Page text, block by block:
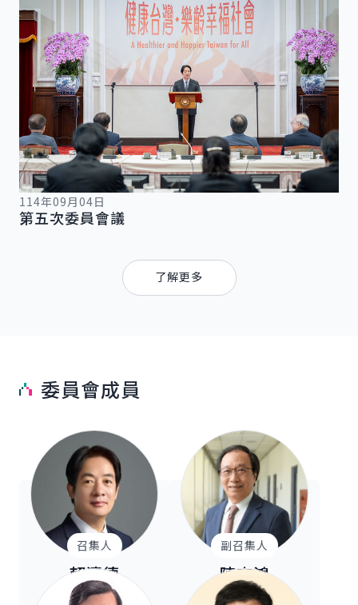
114年09月04日
第五次委員會議
了解更多 國政願景
委員會成員
召集人
賴清德
總統
副召集人
陳志鴻
總統府國策顧問